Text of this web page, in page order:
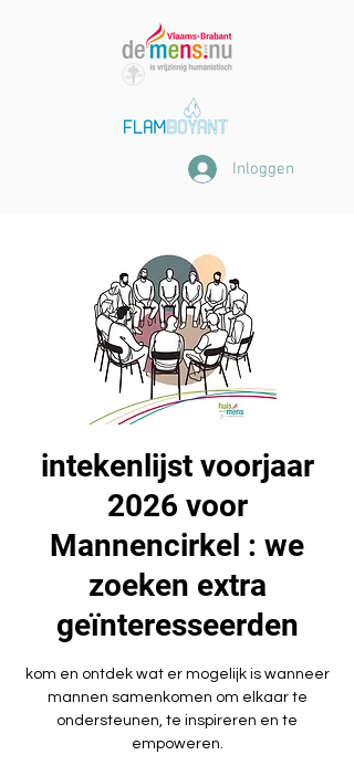
Inloggen
intekenlijst voorjaar
2026 voor
Mannencirkel : we
zoeken extra
geïnteresseerden
kom en ontdek wat er mogelijk is wanneer
mannen samenkomen om elkaar te
ondersteunen, te inspireren en te
empoweren.